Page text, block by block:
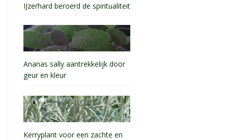
IJzerhard beroerd de spiritualiteit
Ananas sally aantrekkelijk door
geur en kleur
Kerryplant voor een zachte en